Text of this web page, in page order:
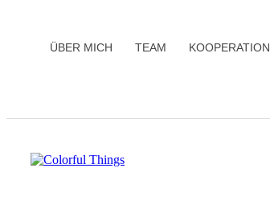
ÜBER MICH TEAM KOOPERATION